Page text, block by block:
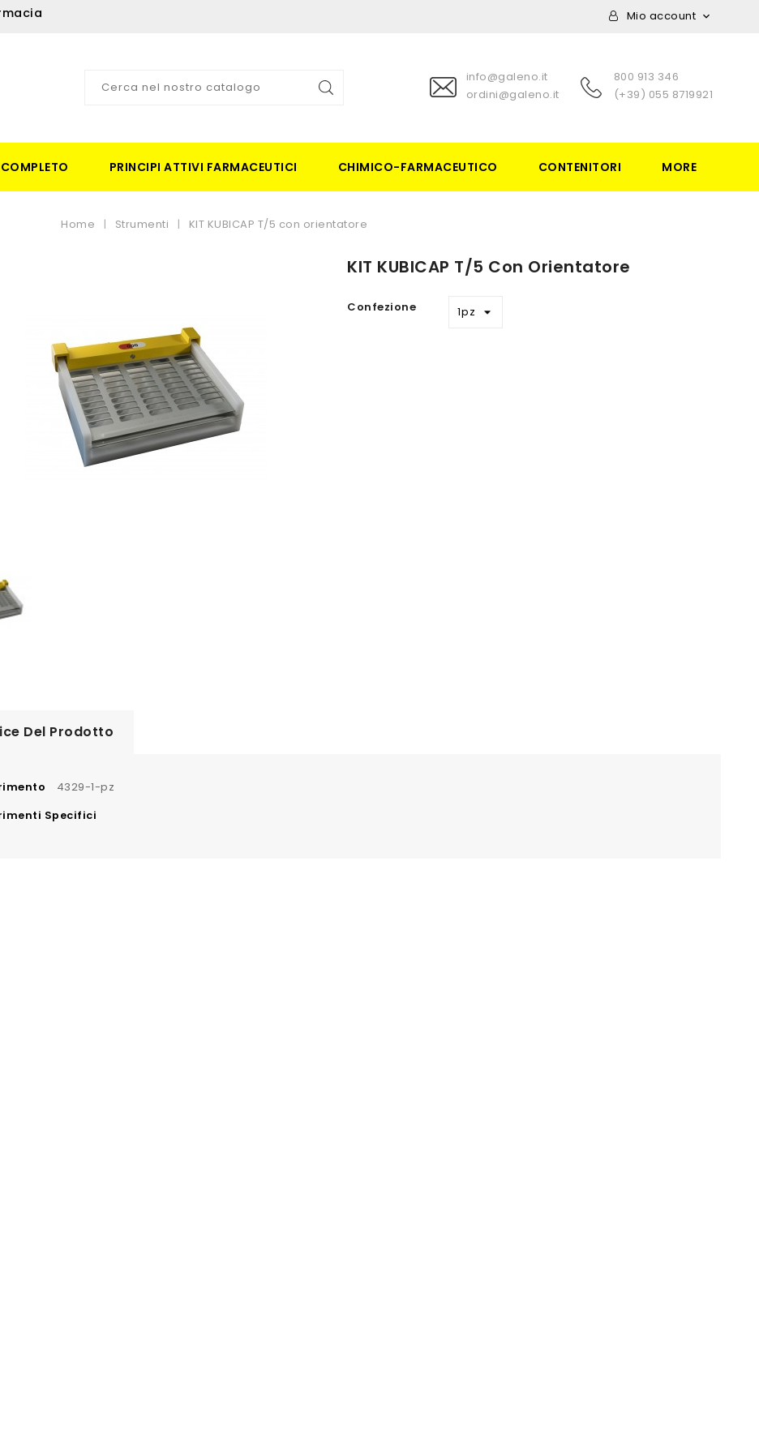
Mio account 
info@galeno.it
ordini@galeno.it
800 913 346
(+39) 055 8719921
PRINCIPI ATTIVI FARMACEUTICI CHIMICO-FARMACEUTICO CONTENITORI MORE
Home Strumenti KIT KUBICAP T/5 con orientatore
KIT KUBICAP T/5 Con Orientatore
Confezione
Del Prodotto
4329-1-pz
Specifici